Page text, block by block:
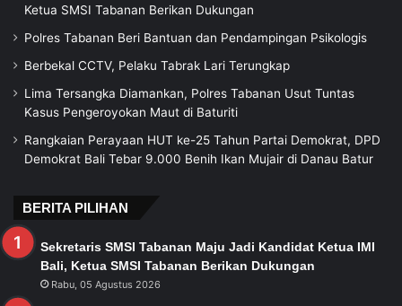
Ketua SMSI Tabanan Berikan Dukungan
Polres Tabanan Beri Bantuan dan Pendampingan Psikologis
Berbekal CCTV, Pelaku Tabrak Lari Terungkap
Lima Tersangka Diamankan, Polres Tabanan Usut Tuntas
Kasus Pengeroyokan Maut di Baturiti
Rangkaian Perayaan HUT ke-25 Tahun Partai Demokrat, DPD
Demokrat Bali Tebar 9.000 Benih Ikan Mujair di Danau Batur
BERITA PILIHAN
Sekretaris SMSI Tabanan Maju Jadi Kandidat Ketua IMI
Bali, Ketua SMSI Tabanan Berikan Dukungan
Rabu, 05 Agustus 2026